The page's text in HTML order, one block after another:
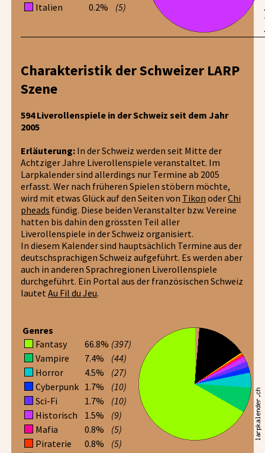
Italien
0.2% (5)
Charakteristik der Schweizer LARP
Szene
594 Liverollenspiele in der Schweiz seit dem Jahr
2005
Erläuterung: In der Schweiz werden seit Mitte der
Achtziger Jahre Liverollenspiele veranstaltet. Im
Larpkalender sind allerdings nur Termine ab 2005
erfasst. Wer nach früheren Spielen stöbern möchte,
wird mit etwas Glück auf den Seiten von Tikon oderChi
pheads fündig. Diese beiden Veranstalter bzw. Vereine
hatten bis dahin den grössten Teil aller
Liverollenspiele in der Schweiz organisiert.
In diesem Kalender sind hauptsächlich Termine aus der
deutschsprachigen Schweiz aufgeführt. Es werden aber
auch in anderen Sprachregionen Liverollenspiele
durchgeführt. Ein Portal aus der französischen Schweiz
lautetAu Fil du Jeu.
Genres
Fantasy
66.8% (397)
Vampire
7.4%
(44)
Horror
4.5%
(27)
Cyberpunk 1.7%
(10)
Sci-Fi
1.7%
(10)
Historisch
1.5%
(9)
Mafia
0.8%
(5)
Piraterie
0.8%
(5)